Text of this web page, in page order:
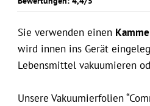
Sie verwenden einen
wird innen ins Gerät
Lebensmittel vakuumieren
Unsere Vakuumierfolien